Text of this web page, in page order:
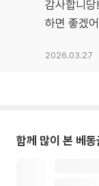
감사합니
하면 좋겠
2026.03.27
함께 많이 본 베동